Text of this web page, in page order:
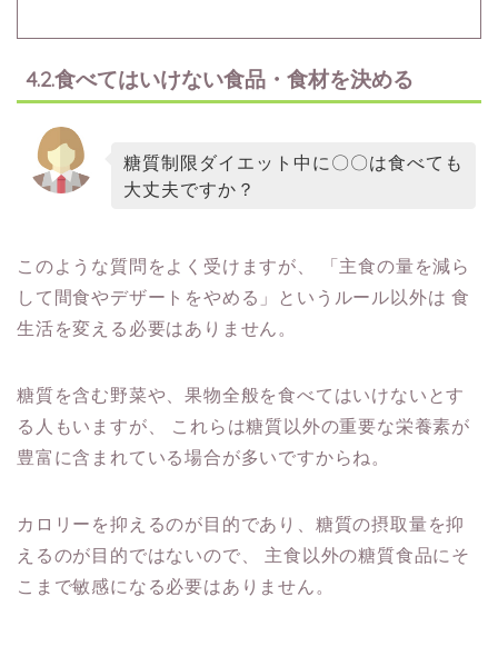
4.2.食べてはいけない食品・食材を決める
糖質制限ダイエット中に〇〇は食べても
大丈夫ですか？
このような質問をよく受けますが、
「主食の量を減ら
して間食やデザートをやめる」というルール以外は 食
生活を変える必要はありません。
糖質を含む野菜や、果物全般を食べてはいけないとす
る人もいますが、
これらは糖質以外の重要な栄養素が
豊富に含まれている場合が多いですからね。
カロリーを抑えるのが目的であり、糖質の摂取量を抑
えるのが目的ではないので、
主食以外の糖質食品にそ
こまで敏感になる必要はありません。